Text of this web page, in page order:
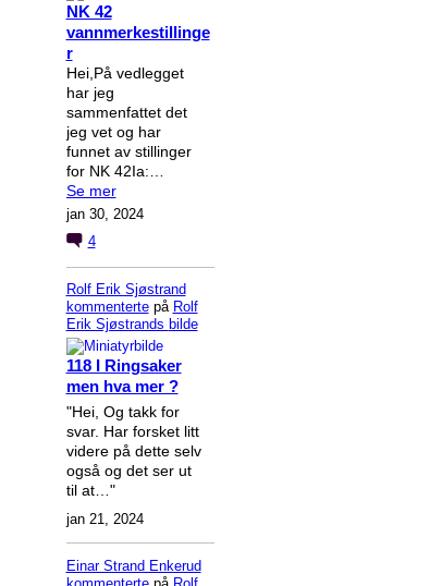
NK 42
vannmerkestillinge
r
Hei,På vedlegget
har jeg
sammenfattet det
jeg vet og har
funnet av stillinger
for NK 42Ia:…
Se mer
jan 30, 2024
4
Rolf Erik Sjøstrand
kommentertepå Rolf
Erik Sjøstrands bilde
118 I Ringsaker
men hva mer ?
"Hei, Og takk for
svar. Har forsket litt
videre på dette selv
også og det ser ut
til at…"
jan 21, 2024
Einar Strand Enkerud